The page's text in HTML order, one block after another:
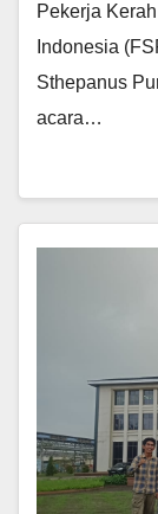
Pekerja
Indonesia
Sthepanus
acara…